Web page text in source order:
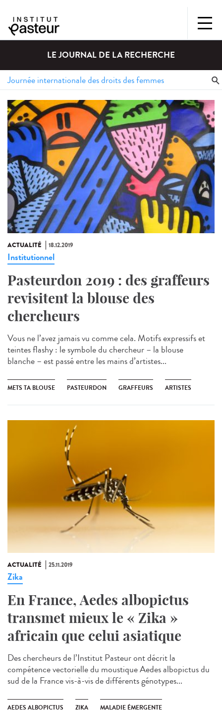
LE JOURNAL DE LA RECHERCHE
ACTUALITÉ 18.12.2019
Institutionnel
Pasteurdon 2019 : des graffeurs
revisitent la blouse des
chercheurs
Vous ne l’avez jamais vu comme cela. Motifs expressifs et
teintes flashy : le symbole du chercheur – la blouse
blanche – est passé entre les mains d’artistes...
METS TA BLOUSE PASTEURDON GRAFFEURS ARTISTES
ACTUALITÉ 25.11.2019
Zika
En France, Aedes albopictus
transmet mieux le « Zika »
africain que celui asiatique
Des chercheurs de l’Institut Pasteur ont décrit la
compétence vectorielle du moustique Aedes albopictus du
sud de la France vis-à-vis de différents génotypes...
AEDES ALBOPICTUS ZIKA MALADIE ÉMERGENTE